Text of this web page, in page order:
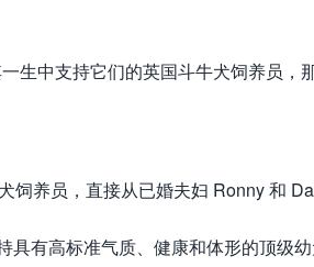
生中支持它们的英国斗牛犬饲养员，
饲养员，直接从已婚夫妇 Ronny 和
有高标准气质、健康和体形的顶级幼